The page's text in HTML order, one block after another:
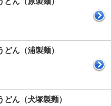
どん（浦製麺）
どん（犬塚製麺）